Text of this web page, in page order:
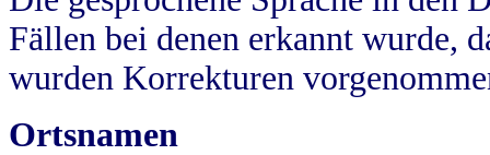
Fällen bei denen erkannt wurde,
wurden Korrekturen
Ortsnamen